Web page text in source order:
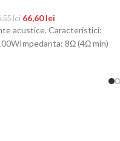
lei 66,60lei
acustice. Caracteristici:
8Ω (4Ω min)